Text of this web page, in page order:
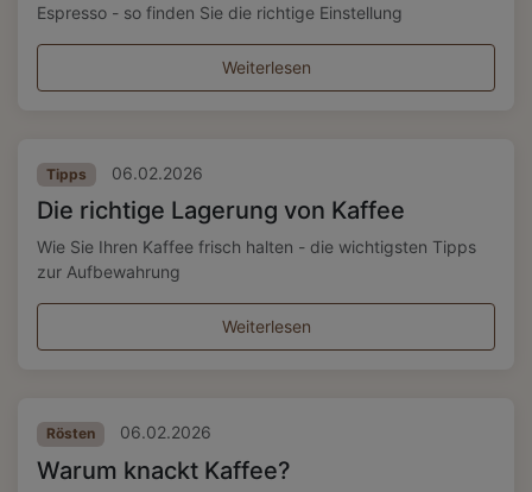
Espresso - so finden Sie die richtige Einstellung
Weiterlesen
Tipps 06.02.2026
Die richtige Lagerung von Kaffee
Wie Sie Ihren Kaffee frisch halten - die wichtigsten Tipps
zur Aufbewahrung
Weiterlesen
Rösten 06.02.2026
Warum knackt Kaffee?